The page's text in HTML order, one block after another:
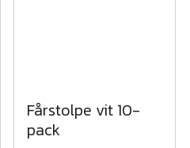
Fårstolpe vit 10-
pack